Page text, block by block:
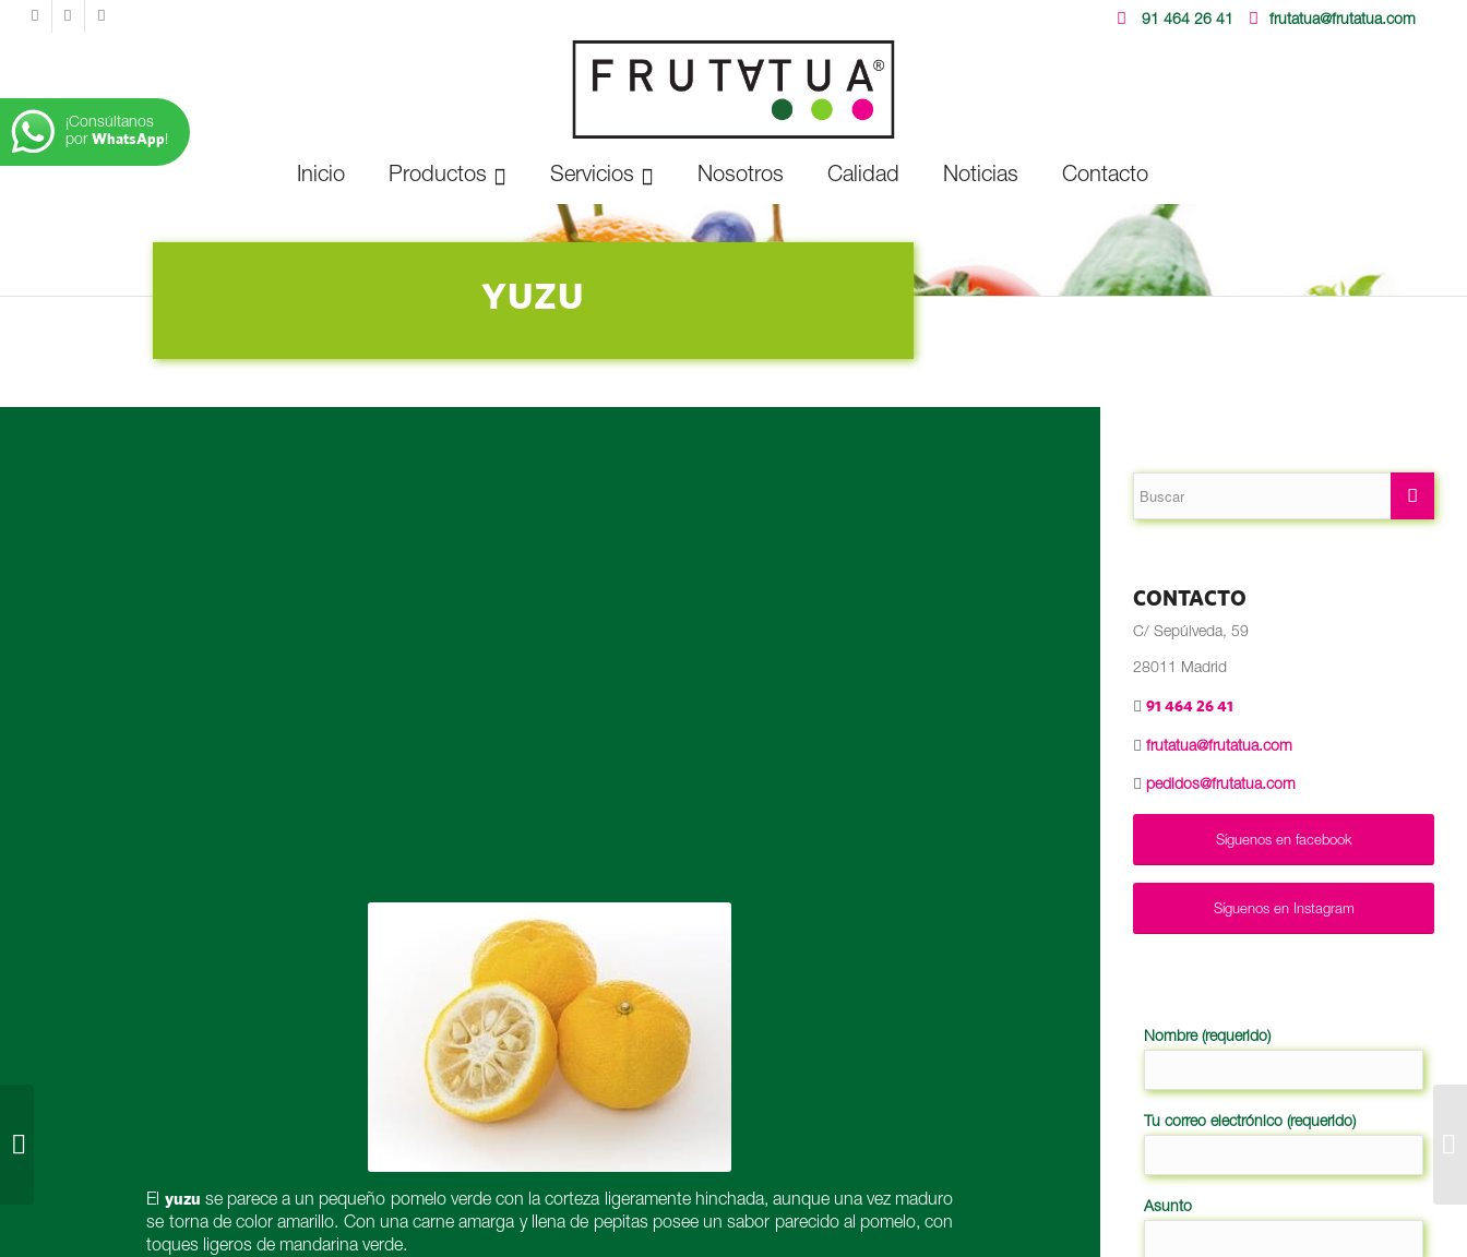
¡Consúltanos
por WhatsApp!
91 464 26 41 frutatua@frutatua.com
Inicio Productos Servicios Nosotros Calidad Noticias Contacto
YUZU
El yuzu se parece a un pequeño pomelo verde con la corteza ligeramente hinchada, aunque una vez maduro
se torna de color amarillo. Con una carne amarga y llena de pepitas posee un sabor parecido al pomelo, con
toques ligeros de mandarina verde.
CONTACTO
C/ Sepúlveda, 59
28011 Madrid
91 464 26 41
frutatua@frutatua.com
pedidos@frutatua.com
Síguenos en facebook
Síguenos en Instagram
Nombre (requerido)
Tu correo electrónico (requerido)
Asunto